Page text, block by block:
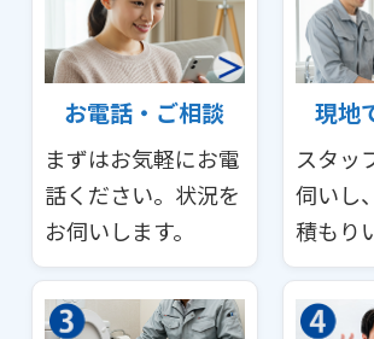
お電話・ご相談
まずはお気軽にお電
話ください。状況を
お伺いします。
現地
スタッ
伺いし
積もり